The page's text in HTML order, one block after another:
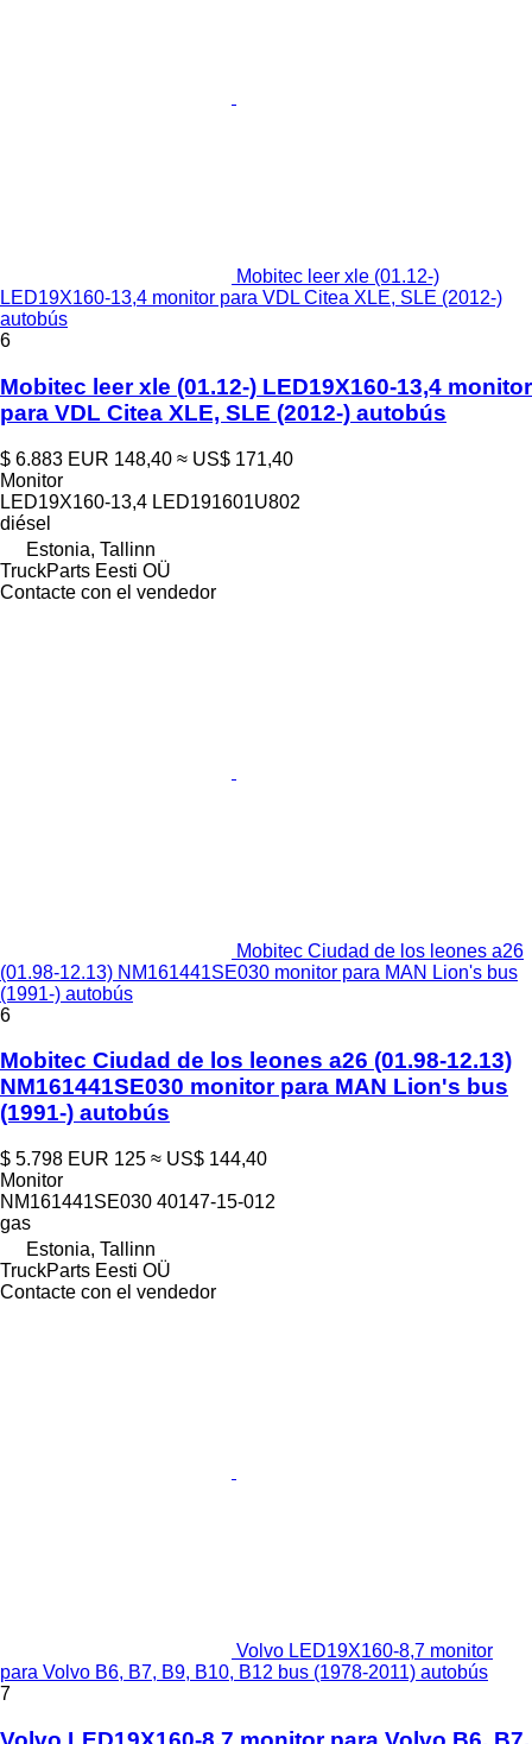
Mobitec leer xle (01.12-)
LED19X160-13,4 monitor para VDL Citea XLE, SLE (2012-)
autobús
6
Mobitec leer xle (01.12-) LED19X160-13,4 monitor
para VDL Citea XLE, SLE (2012-) autobús
$ 6.883 EUR 148,40 ≈ US$ 171,40
Monitor
LED19X160-13,4 LED191601U802
diésel
Estonia, Tallinn
TruckParts Eesti OÜ
Contacte con el vendedor
Mobitec Ciudad de los leones a26
(01.98-12.13) NM161441SE030 monitor para MAN Lion's bus
(1991-) autobús
6
Mobitec Ciudad de los leones a26 (01.98-12.13)
NM161441SE030 monitor para MAN Lion's bus
(1991-) autobús
$ 5.798 EUR 125 ≈ US$ 144,40
Monitor
NM161441SE030 40147-15-012
gas
Estonia, Tallinn
TruckParts Eesti OÜ
Contacte con el vendedor
Volvo LED19X160-8,7 monitor
para Volvo B6, B7, B9, B10, B12 bus (1978-2011) autobús
7